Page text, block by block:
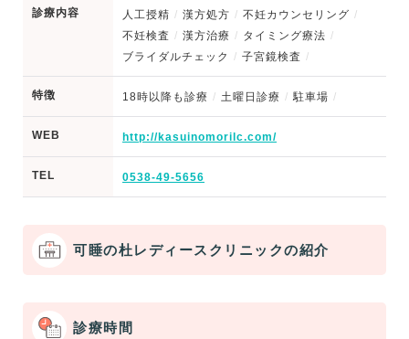
診療内容 人工授精 漢方処方
不妊カウンセリング
不妊検査
漢方治療
タイミング療法
ブライダルチェック
子宮鏡検査
特徴 18時以降も診療 土曜日診療 駐車場
WEB http://kasuinomorilc.com/
TEL 0538-49-5656
可睡の杜レディースクリニックの紹介
診療時間